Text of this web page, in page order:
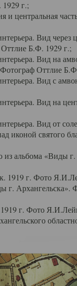
г.;
центральная
Вид через
Б.Ф. 1929 г.;
Вид на
Оттлие
Вид с
Вид на
Вид от
святого
альбома «Виды г.
1919 г. Фото
г. Архангельска».
г. Фото